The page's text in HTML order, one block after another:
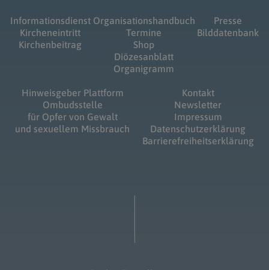
Informationsdienst
Kircheneintritt
Kirchenbeitrag
Organisationshandbuch
Termine
Shop
Diözesanblatt
Organigramm
Presse
Bilddatenbank
Hinweisgeber Plattform
Ombudsstelle
für Opfer von Gewalt
und sexuellem Missbrauch
Kontakt
Newsletter
Impressum
Datenschutzerklärung
Barrierefreiheitserklärung